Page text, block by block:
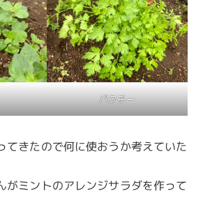
パクチー
てきたので何に使おうか考えていた
がミントのアレンジサラダを作って